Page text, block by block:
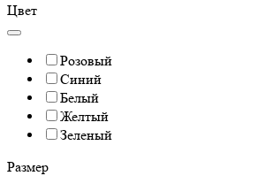
Цвет
Розовый
Синий
Белый
Желтый
Зеленый
Размер